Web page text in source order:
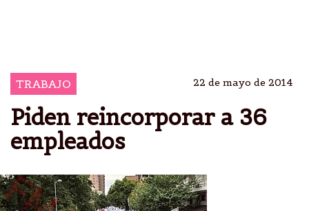
TRABAJO 22 de mayo de 2014
Piden reincorporar a 36
empleados